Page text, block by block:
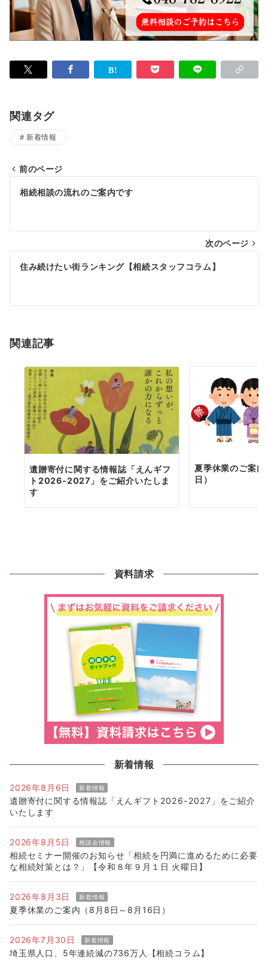
関連タグ
新着情報
投
ビ
ゲ
シ
ン
前のページ
相続相談の流れのご案内です
次のページ
住み続けたい街ランキング【相続スタッフコラム】
関連記事
遺贈寄付に関する情報誌「えんギフ
ト2026-2027」をご紹介いたしま
す
夏季休業のご案
日）
資料請求
新着情報
2026年8月6日 新着情報
遺贈寄付に関する情報誌「えんギフト2026-2027」をご紹介
いたします
2026年8月5日 相談会情報
相続セミナー開催のお知らせ「相続を円満に進めるために必要
な相続対策とは？」【令和８年９月１日 火曜日】
2026年8月3日 新着情報
夏季休業のご案内（8月8日～8月16日）
2026年7月30日 新着情報
埼玉県人口、5年連続減の736万人【相続コラム】